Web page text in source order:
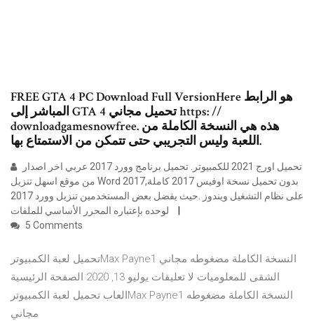
FREE GTA 4 PC Download Full VersionHere هو الرابط
المباشر إلى GTA 4 تحميل مجاني https: //
downloadgamesnowfree. هذه هي النسخة الكاملة من
اللعبة وليس التجريبي حتى تتمكن من الاستمتاع بها.
من موقع اسهل تنزيل Word 2017,بدون تحميل نسخة اوفيس 2017 كاملة
على نظام التشغيل ويندوز .حيث يفضل بعض المستخدمين تنزيل وورد 2017
5 Comments
تحميل لعبة الكمبيوترMax Payne1 النسخة الكاملة مضغوطه مجاني
الشقى للمعلوميات لا تعليقات يوليو 13, 2020 الصفحة الرئيسية
العاب تحميل لعبة الكمبيوترMax Payne1 النسخة الكاملة مضغوطه
مجاني